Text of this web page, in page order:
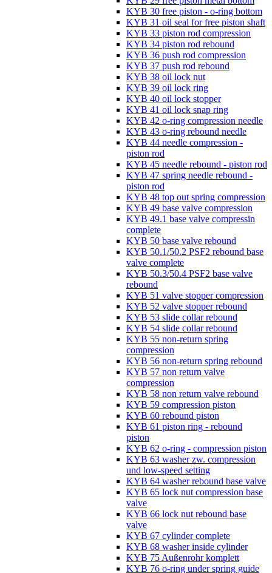
KYB 30 free piston - o-ring bottom
KYB 31 oil seal for free piston shaft
KYB 33 piston rod compression
KYB 34 piston rod rebound
KYB 36 push rod compression
KYB 37 push rod rebound
KYB 38 oil lock nut
KYB 39 oil lock ring
KYB 40 oil lock stopper
KYB 41 oil lock snap ring
KYB 42 o-ring compression needle
KYB 43 o-ring rebound needle
KYB 44 needle compression -
piston rod
KYB 45 needle rebound - piston rod
KYB 47 spring needle rebound -
piston rod
KYB 48 top out spring compression
KYB 49 base valve compression
KYB 49.1 base valve compressin
complete
KYB 50 base valve rebound
KYB 50.1/50.2 PSF2 rebound base
valve complete
KYB 50.3/50.4 PSF2 base valve
rebound
KYB 51 valve stopper compression
KYB 52 valve stopper rebound
KYB 53 slide collar rebound
KYB 54 slide collar rebound
KYB 55 non-return spring
compression
KYB 56 non-return spring rebound
KYB 57 non return valve
compression
KYB 58 non return valve rebound
KYB 59 compression piston
KYB 60 rebound piston
KYB 61 piston ring - rebound
piston
KYB 62 o-ring - compression piston
KYB 63 washer zw. compression
und low-speed setting
KYB 64 washer rebound base valve
KYB 65 lock nut compression base
valve
KYB 66 lock nut rebound base
valve
KYB 67 cylinder complete
KYB 68 washer inside cylinder
KYB 75 Außenrohr komplett
KYB 76 o-ring under spring guide